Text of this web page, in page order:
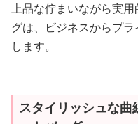
上品な佇まいながら実
グは、ビジネスからプ
します。
スタイリッシュな曲